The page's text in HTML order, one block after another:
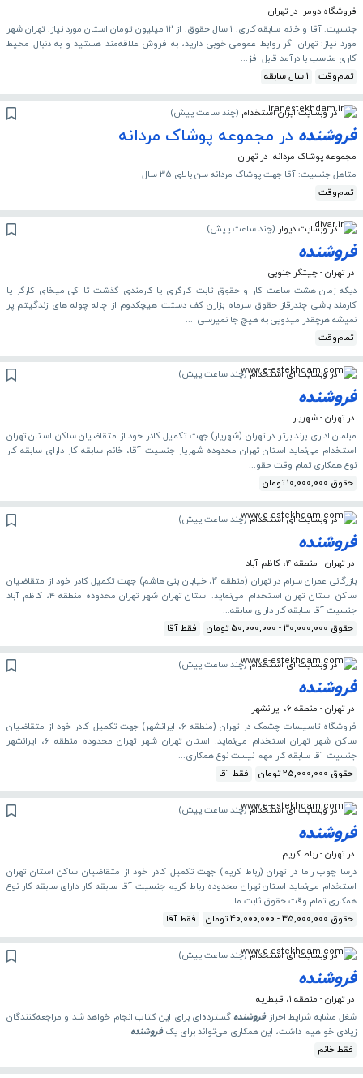
فروشگاه دومر
در تهران
جنسیت: آقا و خانم سابقه کاری: ۱ سال حقوق: از ۱۲ میلیون تومان استان مورد نیاز: تهران شهر
مورد نیاز: تهران اگر روابط عمومی خوبی دارید، به فروش علاقه‌مند هستید و به دنبال محیط
کاری مناسب با درآمد قابل افز...
تمام‌وقت
1 سال سابقه
در وبسایت ایران استخدام (چند ساعت پیش)
فروشنده در مجموعه پوشاک مردانه
مجموعه پوشاک مردانه در تهران
متاهل جنسیت: آقا جهت پوشاک مردانه سن بالای 35 سال
تمام‌وقت
در وبسایت دیوار (چند ساعت پیش)
فروشنده
در تهران - چیتگر جنوبی
دیگه زمان هشت ساعت کار و حقوق ثابت کارگری یا کارمندی گذشت تا کی میخای کارگر یا
کارمند باشی ‌چندرقاز حقوق سرماه بزارن کف دستت هیچکدوم از چاله چوله های زندگیتم پر
نمیشه هرچقدر میدویی به هیچ جا نمیرسی ا...
تمام‌وقت
در وبسایت ای استخدام(چند ساعت پیش)
فروشنده
در تهران - شهریار
مبلمان اداری برند برتر در تهران (شهریار) جهت تکمیل کادر خود از متقاضیان ساکن استان تهران
استخدام می‌نماید استان تهران محدوده شهریار جنسیت آقا، خانم سابقه کار دارای سابقه کار
نوع همکاری تمام وقت حقو...
حقوق 10,000,000 تومان
در وبسایت ای استخدام(چند ساعت پیش)
فروشنده
در تهران - منطقه ۴، کاظم آباد
بازرگانی عمران سرام در تهران (منطقه 4، خیابان بنی هاشم) جهت تکمیل کادر خود از متقاضیان
ساکن استان‌ تهران استخدام می‌نماید. استان تهران شهر تهران محدوده منطقه ۴، کاظم آباد
جنسیت آقا سابقه کار دارای سابقه...
حقوق 30,000,000 - 50,000,000 تومان
فقط آقا
در وبسایت ای استخدام(چند ساعت پیش)
فروشنده
در تهران - منطقه ۶، ایرانشهر
فروشگاه تاسیسات چشمک در تهران (منطقه 6، ایرانشهر) جهت تکمیل کادر خود از متقاضیان
ساکن شهر تهران استخدام می‌نماید. استان تهران شهر تهران محدوده منطقه ۶، ایرانشهر
جنسیت آقا سابقه کار مهم نیست نوع همکاری...
حقوق 25,000,000 تومان
فقط آقا
در وبسایت ای استخدام(چند ساعت پیش)
فروشنده
در تهران - رباط کریم
درسا چوب راما در تهران (رباط کریم) جهت تکمیل کادر خود از متقاضیان ساکن استان تهران
استخدام می‌نماید استان تهران محدوده رباط کریم جنسیت آقا سابقه کار دارای سابقه کار نوع
همکاری تمام وقت حقوق ثابت ما...
حقوق 35,000,000 - 40,000,000 تومان
فقط آقا
در وبسایت ای استخدام(چند ساعت پیش)
فروشنده
در تهران - منطقه ۱، قیطریه
شغل مشابه شرایط احرازفروشندهگسترده‌ای برای این کتاب انجام خواهد شد و مراجعه‌کنندگان
زیادی خواهیم داشت، این همکاری می‌تواند برای یکفروشنده
فقط خانم